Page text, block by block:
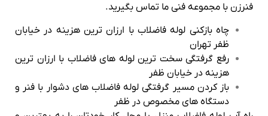
فنرزن با مجموعه فنی ما تماس بگیرید.
چاه بازکنی لوله فاضلاب با ارزان ترین هزینه در خیابان
ظفر تهران
رفع گرفتگی سخت ترین لوله های فاضلاب با ارزان ترین
هزینه در خیابان ظفر
باز کردن مسیر گرفتگی لوله فاضلاب های دشوار با فنر و
دستگاه های مخصوص در ظفر